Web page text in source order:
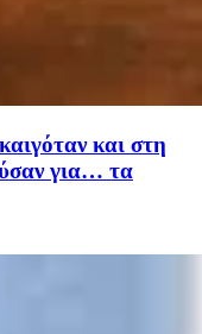
και στη
για… τα